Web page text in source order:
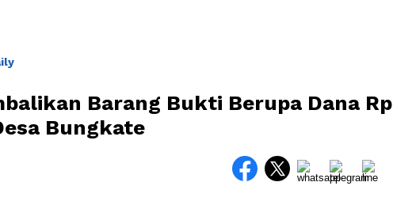
Barang Bukti Berupa Dana Rp
Bungkate